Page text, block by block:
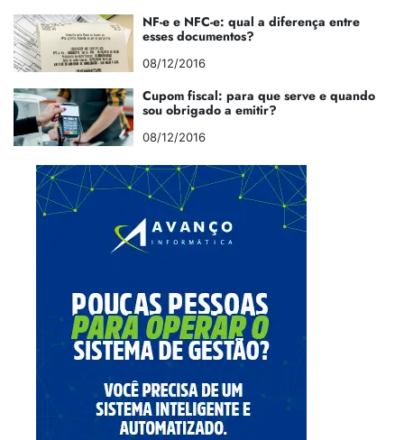
NF-e e NFC-e: qual a diferença entre
esses documentos?
08/12/2016
Cupom fiscal: para que serve e quando
sou obrigado a emitir?
08/12/2016